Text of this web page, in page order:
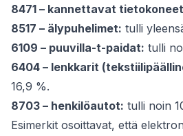
8471 – kannettavat
8517 – älypuhelimet: tulli
6109 – puuvilla-t-paidat: tulli
6404 – lenkkarit
16,9 %.
8703 – henkilöautot: tulli noin
Esimerkit osoittavat, että